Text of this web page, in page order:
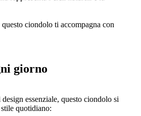
ciondolo ti accompagna con
giorno
essenziale, questo ciondolo si
quotidiano: